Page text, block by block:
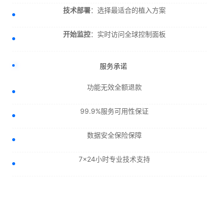
技术部署：选择最适合的植入方案
开始监控：实时访问全球控制面板
服务承诺
功能无效全额退款
99.9%服务可用性保证
数据安全保险保障
7×24小时专业技术支持